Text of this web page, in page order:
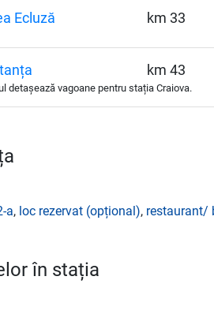
Ecluză km 33
km 43
detașează vagoane pentru stația Craiova.
a, loc rezervat (opțional), restaurant/
în stația